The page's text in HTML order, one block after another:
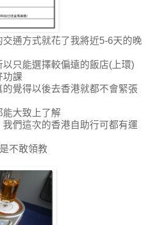
通方式就花了我將近5-6天的晚
只能選擇較偏遠的飯店(上環)
功課
覺得以後去香港就都不會緊張
能大致上了解
們這次的香港自助行可都有運
不敢領教